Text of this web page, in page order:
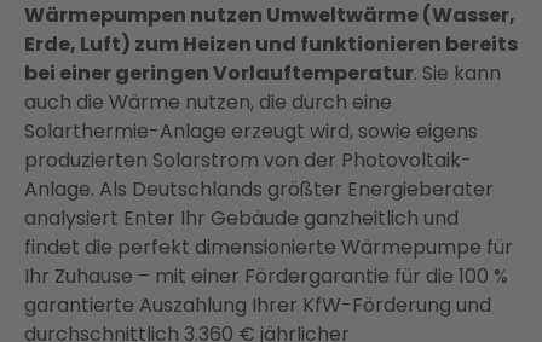
Wärmepumpen nutzen Umweltwärme (Wasser,
Erde, Luft) zum Heizen und funktionieren bereits
bei einer geringen Vorlauftemperatur. Sie kann
auch die Wärme nutzen, die durch eine
Solarthermie-Anlage erzeugt wird, sowie eigens
produzierten Solarstrom von der Photovoltaik-
Anlage. Als Deutschlands größter Energieberater
analysiert Enter Ihr Gebäude ganzheitlich und
findet die perfekt dimensionierte Wärmepumpe für
Ihr Zuhause – mit einer Fördergarantie für die 100 %
garantierte Auszahlung Ihrer KfW-Förderung und
durchschnittlich 3.360 € jährlicher